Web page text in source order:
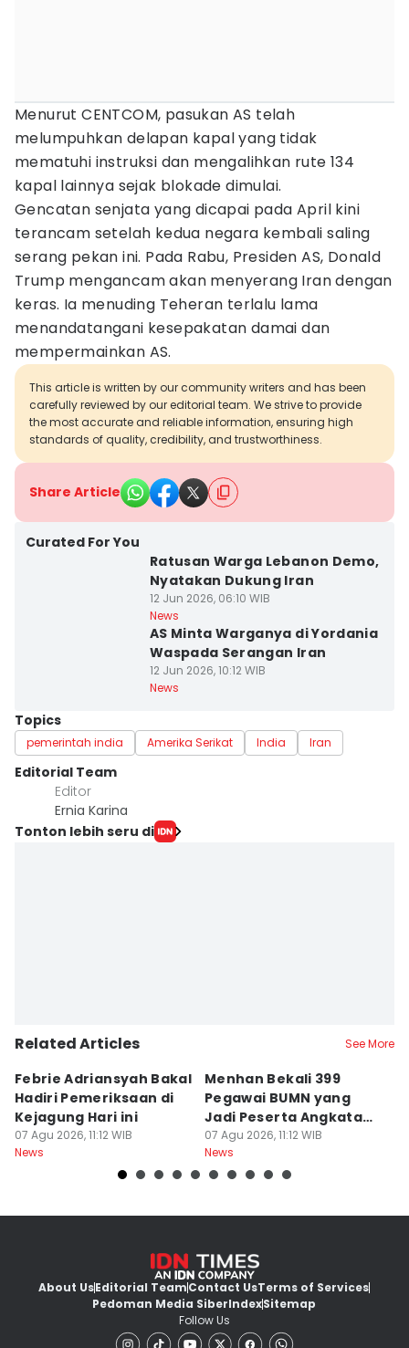
Menurut CENTCOM, pasukan AS telah
melumpuhkan delapan kapal yang tidak
mematuhi instruksi dan mengalihkan rute 134
kapal lainnya sejak blokade dimulai.
Gencatan senjata yang dicapai pada April kini
terancam setelah kedua negara kembali saling
serang pekan ini. Pada Rabu, Presiden AS, Donald
Trump mengancam akan menyerang Iran dengan
keras. Ia menuding Teheran terlalu lama
menandatangani kesepakatan damai dan
mempermainkan AS.
This article is written by our community writers and has been
carefully reviewed by our editorial team. We strive to provide
the most accurate and reliable information, ensuring high
standards of quality, credibility, and trustworthiness.
Share Article
Curated For You
Ratusan Warga Lebanon Demo,
Nyatakan Dukung Iran
12 Jun 2026, 06:10 WIB
News
AS Minta Warganya di Yordania
Waspada Serangan Iran
12 Jun 2026, 10:12 WIB
News
Topics
pemerintah india Amerika Serikat India Iran
Editorial Team
Editor
Ernia Karina
Tonton lebih seru di
Related Articles See More
Febrie Adriansyah Bakal
Hadiri Pemeriksaan di
Kejagung Hari ini
07 Agu 2026, 11:12 WIB
News
Menhan Bekali 399
Pegawai BUMN yang
Jadi Peserta Angkatan
Perdana URI
07 Agu 2026, 11:12 WIB
News
About UsEditorial TeamContact UsTerms of Services
Pedoman Media SiberIndexSitemap
Follow Us